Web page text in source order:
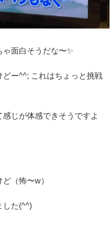
面白そうだな〜✨
ー^^; これはちょっと挑戦
じが体感できそうですよ
（怖〜w）
した(^^)